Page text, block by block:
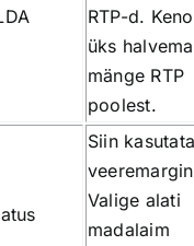
RTP-d.
üks
mänge RTP
poolest.
Siin
Valige alati
madalaim